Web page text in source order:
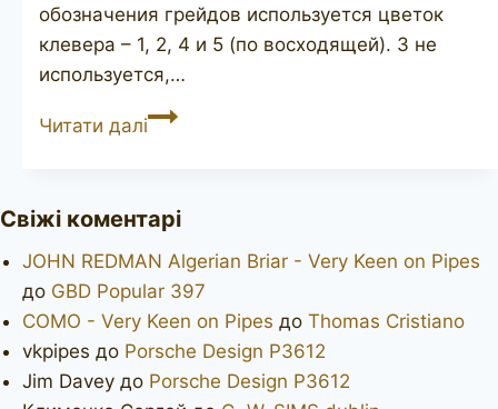
обозначения грейдов используется цветок
клевера – 1, 2, 4 и 5 (по восходящей). 3 не
используется,…
Читати даліVIPRATI
Свіжі коментарі
JOHN REDMAN Algerian Briar - Very Keen on Pipes
до GBD Popular 397
COMO - Very Keen on Pipes до Thomas Cristiano
vkpipes до Porsche Design P3612
Jim Davey до Porsche Design P3612